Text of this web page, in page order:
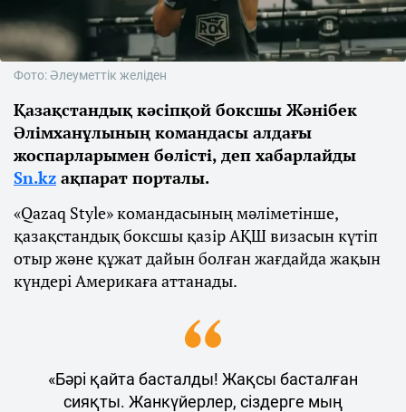
Фото: Әлеуметтік желіден
Қазақстандық кәсіпқой боксшы Жәнібек
Әлімханұлының командасы алдағы
жоспарларымен бөлісті, деп хабарлайды
Sn.kz ақпарат порталы.
«Qazaq Style» командасының мәліметінше,
қазақстандық боксшы қазір АҚШ визасын күтіп
отыр және құжат дайын болған жағдайда жақын
күндері Америкаға аттанады.
«Бәрі қайта басталды! Жақсы басталған
сияқты. Жанкүйерлер, сіздерге мың